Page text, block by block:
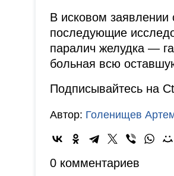
В исковом заявлении
последующие
паралич желудка —
больная всю
Подписывайтесь на
Автор: Голенищев
0 комментариев